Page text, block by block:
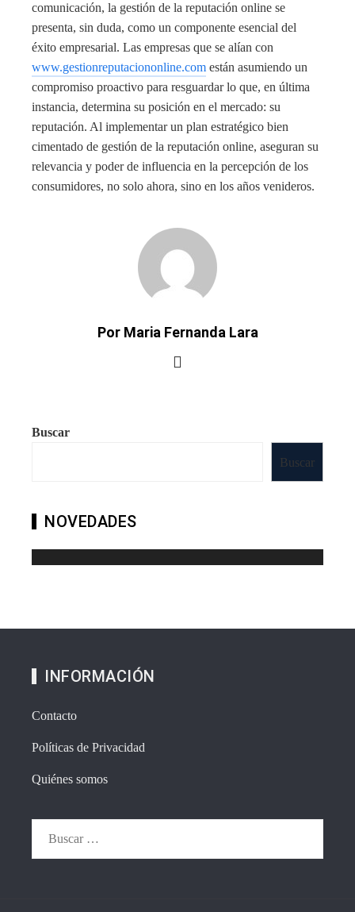
comunicación, la gestión de la reputación online se
presenta, sin duda, como un componente esencial del
éxito empresarial. Las empresas que se alían con
www.gestionreputaciononline.com están asumiendo un
compromiso proactivo para resguardar lo que, en última
instancia, determina su posición en el mercado: su
reputación. Al implementar un plan estratégico bien
cimentado de gestión de la reputación online, aseguran su
relevancia y poder de influencia en la percepción de los
consumidores, no solo ahora, sino en los años venideros.
Por Maria Fernanda Lara
Buscar
Buscar
NOVEDADES
INFORMACIÓN
Contacto
Políticas de Privacidad
Quiénes somos